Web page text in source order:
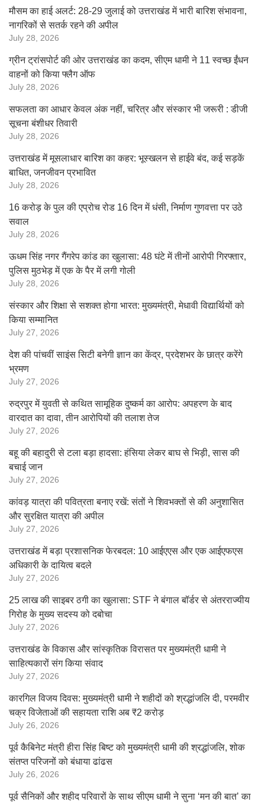
मौसम का हाई अलर्ट: 28-29 जुलाई को उत्तराखंड में भारी बारिश संभावना,
नागरिकों से सतर्क रहने की अपील
July 28, 2026
ग्रीन ट्रांसपोर्ट की ओर उत्तराखंड का कदम, सीएम धामी ने 11 स्वच्छ ईंधन
वाहनों को किया फ्लैग ऑफ
July 28, 2026
सफलता का आधार केवल अंक नहीं, चरित्र और संस्कार भी जरूरी : डीजी
सूचना बंशीधर तिवारी
July 28, 2026
उत्तराखंड में मूसलाधार बारिश का कहर: भूस्खलन से हाईवे बंद, कई सड़कें
बाधित, जनजीवन प्रभावित
July 28, 2026
16 करोड़ के पुल की एप्रोच रोड 16 दिन में धंसी, निर्माण गुणवत्ता पर उठे
सवाल
July 28, 2026
ऊधम सिंह नगर गैंगरेप कांड का खुलासा: 48 घंटे में तीनों आरोपी गिरफ्तार,
पुलिस मुठभेड़ में एक के पैर में लगी गोली
July 28, 2026
संस्कार और शिक्षा से सशक्त होगा भारत: मुख्यमंत्री, मेधावी विद्यार्थियों को
किया सम्मानित
July 27, 2026
देश की पांचवीं साइंस सिटी बनेगी ज्ञान का केंद्र, प्रदेशभर के छात्र करेंगे
भ्रमण
July 27, 2026
रुद्रपुर में युवती से कथित सामूहिक दुष्कर्म का आरोप: अपहरण के बाद
वारदात का दावा, तीन आरोपियों की तलाश तेज
July 27, 2026
बहू की बहादुरी से टला बड़ा हादसा: हंसिया लेकर बाघ से भिड़ी, सास की
बचाई जान
July 27, 2026
कांवड़ यात्रा की पवित्रता बनाए रखें: संतों ने शिवभक्तों से की अनुशासित
और सुरक्षित यात्रा की अपील
July 27, 2026
उत्तराखंड में बड़ा प्रशासनिक फेरबदल: 10 आईएएस और एक आईएफएस
अधिकारी के दायित्व बदले
July 27, 2026
25 लाख की साइबर ठगी का खुलासा: STF ने बंगाल बॉर्डर से अंतरराज्यीय
गिरोह के मुख्य सदस्य को दबोचा
July 27, 2026
उत्तराखंड के विकास और सांस्कृतिक विरासत पर मुख्यमंत्री धामी ने
साहित्यकारों संग किया संवाद
July 27, 2026
कारगिल विजय दिवस: मुख्यमंत्री धामी ने शहीदों को श्रद्धांजलि दी, परमवीर
चक्र विजेताओं की सहायता राशि अब ₹2 करोड़
July 26, 2026
पूर्व कैबिनेट मंत्री हीरा सिंह बिष्ट को मुख्यमंत्री धामी की श्रद्धांजलि, शोक
संतप्त परिजनों को बंधाया ढांढस
July 26, 2026
पूर्व सैनिकों और शहीद परिवारों के साथ सीएम धामी ने सुना ‘मन की बात’ का